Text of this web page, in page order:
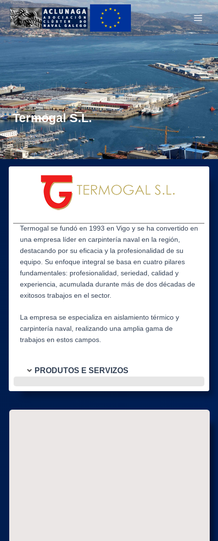
Ir
ao
contido
Main
Termogal S.L.
Habilitación
Termogal se fundó en 1993 en Vigo y se ha convertido en
una empresa líder en carpintería naval en la región,
destacando por su eficacia y la profesionalidad de su
equipo. Su enfoque integral se basa en cuatro pilares
fundamentales: profesionalidad, seriedad, calidad y
experiencia, acumulada durante más de dos décadas de
exitosos trabajos en el sector.
La empresa se especializa en aislamiento térmico y
carpintería naval, realizando una amplia gama de
trabajos en estos campos.
PRODUTOS E SERVIZOS